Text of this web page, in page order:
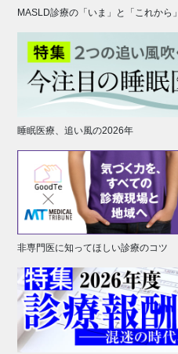
MASLD診療の「いま」と「これから」
睡眠医療、追い風の2026年
非専門医に知ってほしい診療のコツ